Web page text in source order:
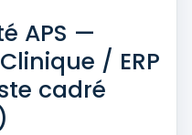
APS —
/ ERP
cadré